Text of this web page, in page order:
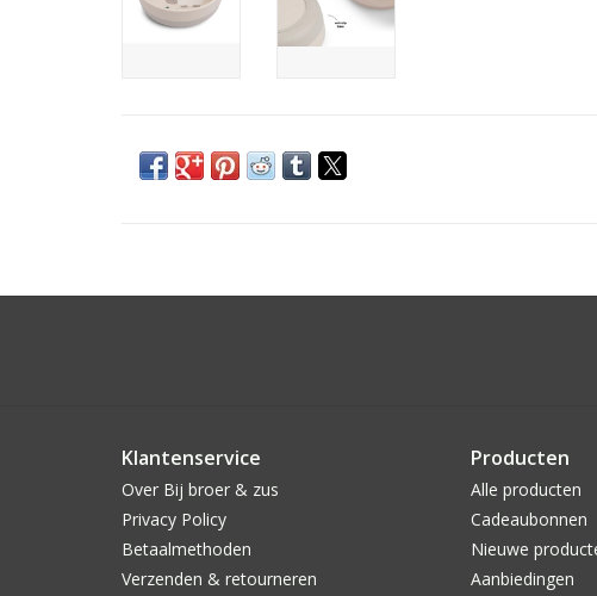
Klantenservice
Over Bij broer & zus
Privacy Policy
Betaalmethoden
Verzenden & retourneren
Producten
Alle producten
Cadeaubonnen
Nieuwe
Aanbiedingen